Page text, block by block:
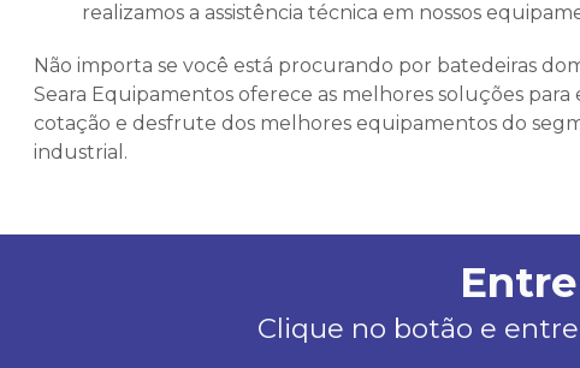
realizamos a assistência técnica em nossos
Não importa se você está procurando por batedeiras
Seara Equipamentos oferece as melhores soluções
cotação e desfrute dos melhores equipamentos do
industrial.
Clique no botão e